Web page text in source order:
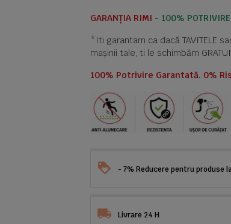
GARANȚIA RIMI - 100%
*Iti garantam ca dacă TAVITELE
mașinii tale, ti le schimbăm
100% Potrivire Garantată. 0%
- 7% Reducere pentru produse
Livrare 24 H